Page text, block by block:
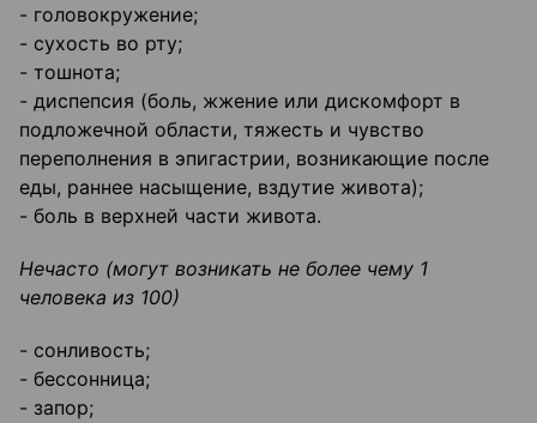
- головокружение;
- сухость во рту;
- тошнота;
- диспепсия (боль, жжение или дискомфорт в
подложечной области, тяжесть и чувство
переполнения в эпигастрии, возникающие после
еды, раннее насыщение, вздутие живота);
- боль в верхней части живота.
Нечасто (могут возникать не более чему 1
человека из 100)
- сонливость;
- бессонница;
- запор;